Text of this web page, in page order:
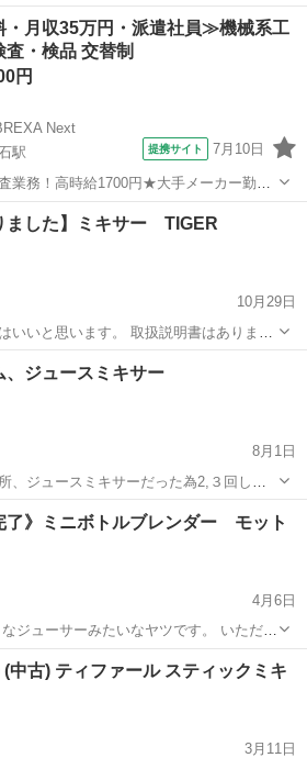
と思われます。 動作:動作確認済
無し ・ニオイ移
キッチン家電 ミキサー
月収35万円・派遣社員≫機械系工
査・検品 交替制
円
Next
駅
提携サイト 7月10日
業務！高時給1700円★大手メーカー勤
ーム寮完備★マイカー通勤OK＆工場敷地
気の工場のお仕事 ◇空気
ブ...
その他
ました】ミキサー TIGER
10月29日
いいと思います。 取扱説明書はありませ
り、ジュース作りにいかがでしょうか。
よろしくお願い致します。
、ジュースミキサー
8月1日
、ジュースミキサーだった為2,３回しか
能日などはナイキのページに記載されて
家電 ジュース
了》ミニボトルブレンダー モット
4月6日
ズのを既に持ってますので出番無し。 撮
、そのままコップにな
キッチン家電 ジューサー
(中古) ティファール スティックミキ
3月11日